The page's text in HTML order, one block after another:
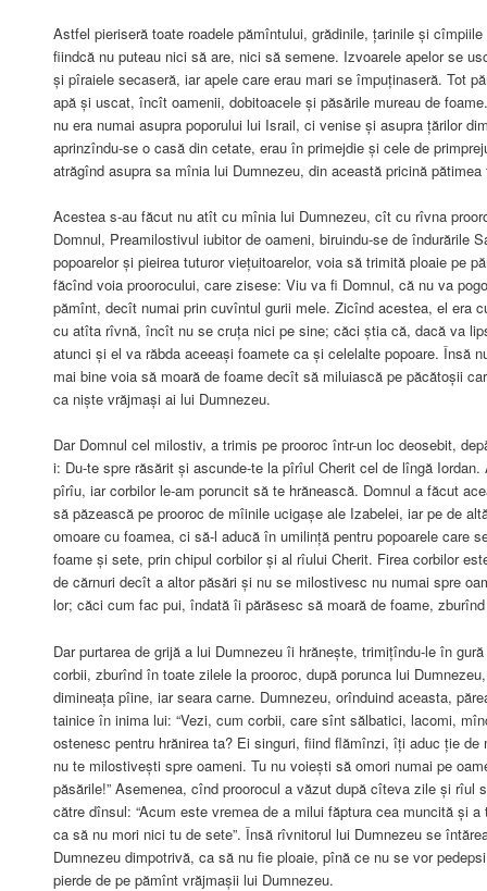
Astfel pieriseră toate roadele pămîntului, grădinile, țarinile și
fiindcă nu puteau nici să are, nici să semene. Izvoarele apelor se
și pîraiele secaseră, iar apele care erau mari se împuținaseră. Tot
apă și uscat, încît oamenii, dobitoacele și păsările mureau de
nu era numai asupra poporului lui Israil, ci venise și asupra țărilor
aprinzîndu-se o casă din cetate, erau în primejdie și cele de
atrăgînd asupra sa mînia lui Dumnezeu, din această pricină
Acestea s-au făcut nu atît cu mînia lui Dumnezeu, cît cu rîvna
Domnul, Preamilostivul iubitor de oameni, biruindu-se de îndurările
popoarelor și pieirea tuturor viețuitoarelor, voia să trimită ploaie pe
făcînd voia proorocului, care zisese: Viu va fi Domnul, că nu va
pămînt, decît numai prin cuvîntul gurii mele. Zicînd acestea, el era
cu atîta rîvnă, încît nu se cruța nici pe sine; căci știa că, dacă va
atunci și el va răbda aceeași foamete ca și celelalte popoare. Însă
mai bine voia să moară de foame decît să miluiască pe păcătoșii
ca niște vrăjmași ai lui Dumnezeu.
Dar Domnul cel milostiv, a trimis pe prooroc într-un loc deosebit,
i: Du-te spre răsărit și ascunde-te la pîrîul Cherit cel de lîngă
pîrîu, iar corbilor le-am poruncit să te hrănească. Domnul a făcut
să păzească pe prooroc de mîinile ucigașe ale Izabelei, iar pe de
omoare cu foamea, ci să-l aducă în umilință pentru popoarele care
foame și sete, prin chipul corbilor și al rîului Cherit. Firea corbilor
de cărnuri decît a altor păsări și nu se milostivesc nu numai spre
lor; căci cum fac pui, îndată îi părăsesc să moară de foame,
Dar purtarea de grijă a lui Dumnezeu îi hrănește, trimițîndu-le în
corbii, zburînd în toate zilele la prooroc, după porunca lui
dimineața pîine, iar seara carne. Dumnezeu, orînduind aceasta,
tainice în inima lui: “Vezi, cum corbii, care sînt sălbatici, lacomi,
ostenesc pentru hrănirea ta? Ei singuri, fiind flămînzi, îți aduc ție
nu te milostivești spre oameni. Tu nu voiești să omori numai pe
păsările!” Asemenea, cînd proorocul a văzut după cîteva zile și rîul
către dînsul: “Acum este vremea de a milui făptura cea muncită și
ca să nu mori nici tu de sete”. Însă rîvnitorul lui Dumnezeu se
Dumnezeu dimpotrivă, ca să nu fie ploaie, pînă ce nu se vor
pierde de pe pămînt vrăjmașii lui Dumnezeu.